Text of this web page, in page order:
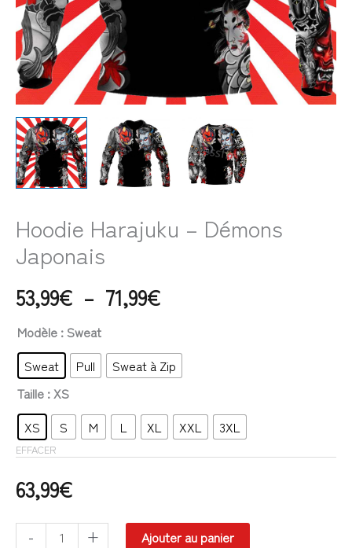
Hoodie Harajuku – Démons
Japonais
53,99€ – 71,99€
Modèle : Sweat
Sweat
Pull
Sweat à Zip
Taille : XS
XS
S M L XL XXL 3XL
EFFACER
63,99€
- + Ajouter au panier